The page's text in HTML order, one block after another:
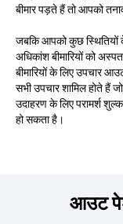
बीमार पड़ते हैं तो आपको
जबकि आपको कुछ स्थितियों
अधिकांश बीमारियों को
बीमारियों के लिए
सभी उपचार शामिल होते हैं
उदाहरण के लिए परामर्श
हो सकता है।
आउट